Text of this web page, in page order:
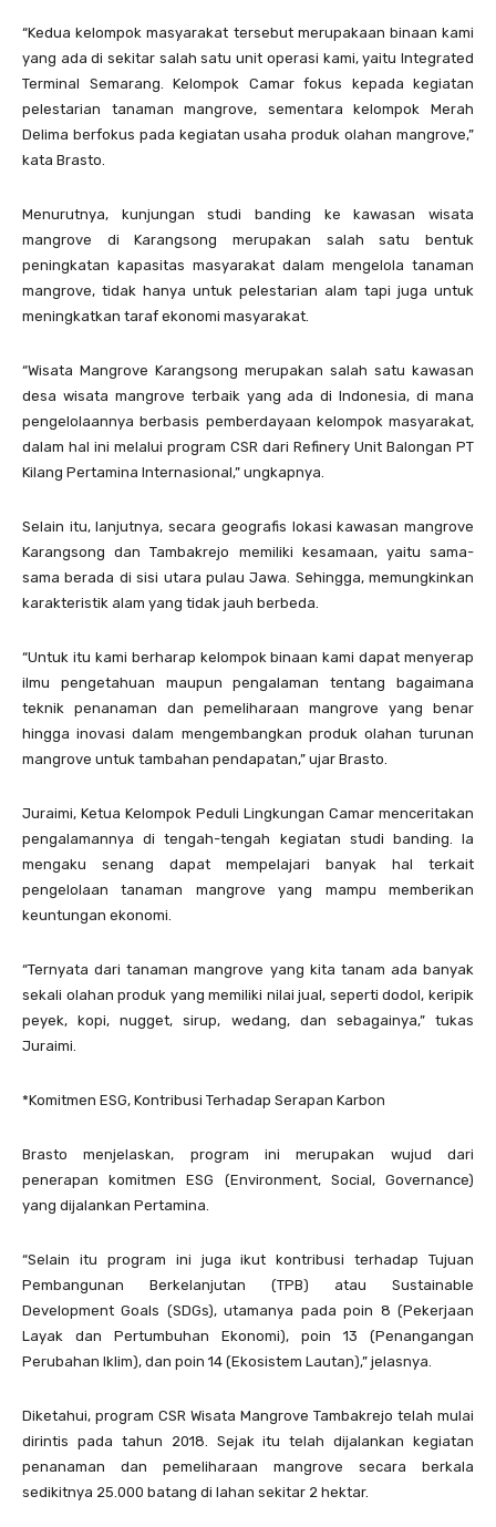
“Kedua kelompok masyarakat tersebut merupakaan binaan kami
yang ada di sekitar salah satu unit operasi kami, yaitu Integrated
Terminal Semarang. Kelompok Camar fokus kepada kegiatan
pelestarian tanaman mangrove, sementara kelompok Merah
Delima berfokus pada kegiatan usaha produk olahan mangrove,”
kata Brasto.
Menurutnya, kunjungan studi banding ke kawasan wisata
mangrove di Karangsong merupakan salah satu bentuk
peningkatan kapasitas masyarakat dalam mengelola tanaman
mangrove, tidak hanya untuk pelestarian alam tapi juga untuk
meningkatkan taraf ekonomi masyarakat.
“Wisata Mangrove Karangsong merupakan salah satu kawasan
desa wisata mangrove terbaik yang ada di Indonesia, di mana
pengelolaannya berbasis pemberdayaan kelompok masyarakat,
dalam hal ini melalui program CSR dari Refinery Unit Balongan PT
Kilang Pertamina Internasional,” ungkapnya.
Selain itu, lanjutnya, secara geografis lokasi kawasan mangrove
Karangsong dan Tambakrejo memiliki kesamaan, yaitu sama-
sama berada di sisi utara pulau Jawa. Sehingga, memungkinkan
karakteristik alam yang tidak jauh berbeda.
“Untuk itu kami berharap kelompok binaan kami dapat menyerap
ilmu pengetahuan maupun pengalaman tentang bagaimana
teknik penanaman dan pemeliharaan mangrove yang benar
hingga inovasi dalam mengembangkan produk olahan turunan
mangrove untuk tambahan pendapatan,” ujar Brasto.
Juraimi, Ketua Kelompok Peduli Lingkungan Camar menceritakan
pengalamannya di tengah-tengah kegiatan studi banding. Ia
mengaku senang dapat mempelajari banyak hal terkait
pengelolaan tanaman mangrove yang mampu memberikan
keuntungan ekonomi.
“Ternyata dari tanaman mangrove yang kita tanam ada banyak
sekali olahan produk yang memiliki nilai jual, seperti dodol, keripik
peyek, kopi, nugget, sirup, wedang, dan sebagainya,” tukas
Juraimi.
*Komitmen ESG, Kontribusi Terhadap Serapan Karbon
Brasto menjelaskan, program ini merupakan wujud dari
penerapan komitmen ESG (Environment, Social, Governance)
yang dijalankan Pertamina.
“Selain itu program ini juga ikut kontribusi terhadap Tujuan
Pembangunan Berkelanjutan (TPB) atau Sustainable
Development Goals (SDGs), utamanya pada poin 8 (Pekerjaan
Layak dan Pertumbuhan Ekonomi), poin 13 (Penangangan
Perubahan Iklim), dan poin 14 (Ekosistem Lautan),” jelasnya.
Diketahui, program CSR Wisata Mangrove Tambakrejo telah mulai
dirintis pada tahun 2018. Sejak itu telah dijalankan kegiatan
penanaman dan pemeliharaan mangrove secara berkala
sedikitnya 25.000 batang di lahan sekitar 2 hektar.